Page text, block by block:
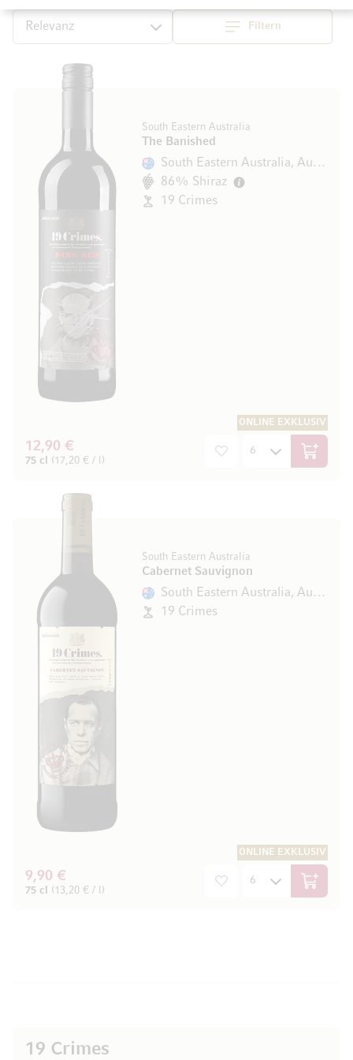
Filtern
SortierenTop
South Eastern Australia
The Banished
South Eastern Australia, Australien
86% Shiraz
19 Crimes
ONLINE EXKLUSIV
12,90 €
75 cl (17,20 € / l) In den
South Eastern Australia
Cabernet Sauvignon
South Eastern Australia, Australien
19 Crimes
ONLINE EXKLUSIV
9,90 €
75 cl (13,20 € / l) In den
19 Crimes